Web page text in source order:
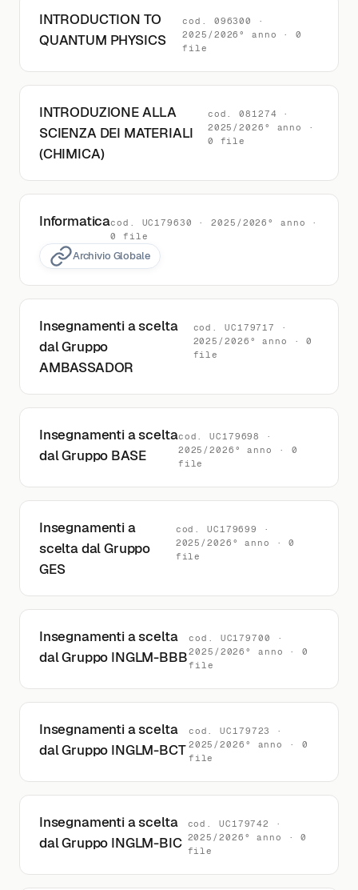
INTRODUCTION TO
QUANTUM PHYSICS
cod. 096300 ·
2025/2026° anno · 0
file
INTRODUZIONE ALLA
SCIENZA DEI MATERIALI
(CHIMICA)
cod. 081274 ·
2025/2026° anno ·
0 file
Informaticacod. UC179630 · 2025/2026° anno ·
0 file
Archivio Globale
Insegnamenti a scelta
dal Gruppo
AMBASSADOR
cod. UC179717 ·
2025/2026° anno · 0
file
Insegnamenti a scelta
dal Gruppo BASE
cod. UC179698 ·
2025/2026° anno · 0
file
Insegnamenti a
scelta dal Gruppo
GES
cod. UC179699 ·
2025/2026° anno · 0
file
Insegnamenti a scelta
dal Gruppo INGLM-BBB
cod. UC179700 ·
2025/2026° anno · 0
file
Insegnamenti a scelta
dal Gruppo INGLM-BCT
cod. UC179723 ·
2025/2026° anno · 0
file
Insegnamenti a scelta
dal Gruppo INGLM-BIC
cod. UC179742 ·
2025/2026° anno · 0
file